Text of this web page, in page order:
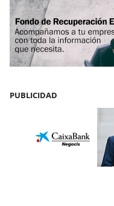
PUBLICIDAD